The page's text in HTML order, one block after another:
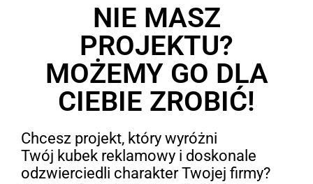
NIE MASZ
PROJEKTU?
MOŻEMY GO DLA
CIEBIE ZROBIĆ!
Chcesz projekt, który wyróżni
Twój kubek reklamowy i doskonale
odzwierciedli charakter Twojej firmy?